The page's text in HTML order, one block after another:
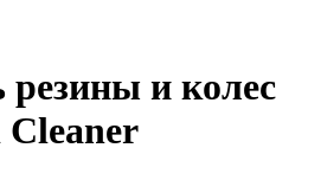
резины и колес